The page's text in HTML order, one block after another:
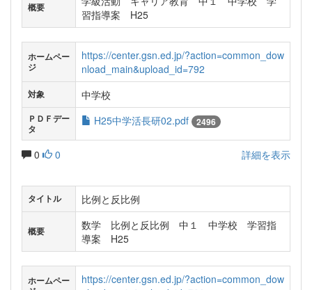
概要
習指導案 H25
ホームペー
ジ
https://center.gsn.ed.jp/?action=common_dow
nload_main&upload_id=792
対象 中学校
ＰＤＦデー
タ
H25中学活長研02.pdf 2496
0 0 詳細を表示
タイトル 比例と反比例
概要
数学 比例と反比例 中１ 中学校 学習指
導案 H25
ホームペー
https://center.gsn.ed.jp/?action=common_dow